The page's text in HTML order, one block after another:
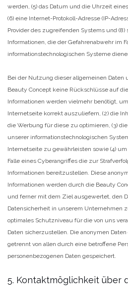
werden, (5) das Datum und die Uhrzeit
(6) eine Internet-Protokoll-Adresse (IP-
Provider des zugreifenden Systems und (8)
Informationen, die der Gefahrenabwehr im
informationstechnologischen Systeme
Bei der Nutzung dieser allgemeinen Daten
Beauty Concept keine Rückschlüsse auf
Informationen werden vielmehr benötigt,
Internetseite korrekt auszuliefern, (2) die
die Werbung für diese zu optimieren, (3)
unserer informationstechnologischen
Internetseite zu gewährleisten sowie (4)
Falle eines Cyberangriffes die zur
Informationen bereitzustellen. Diese
Informationen werden durch die Beauty
und ferner mit dem Ziel ausgewertet, den
Datensicherheit in unserem Unternehmen
optimales Schutzniveau für die von uns
Daten sicherzustellen. Die anonymen
getrennt von allen durch eine betroffene
personenbezogenen Daten gespeichert.
5. Kontaktmöglichkeit über